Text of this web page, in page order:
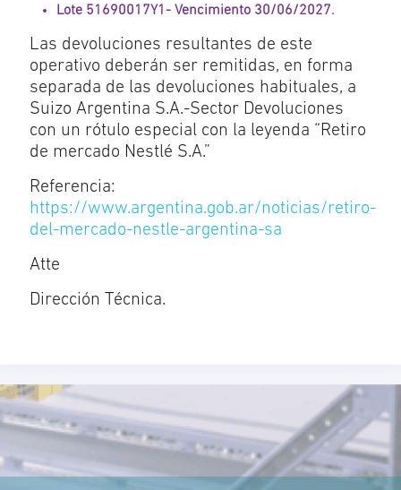
Lote 51690017Y1- Vencimiento 30/06/2027.
Las devoluciones resultantes de este
operativo deberán ser remitidas, en forma
separada de las devoluciones habituales, a
Suizo Argentina S.A.-Sector Devoluciones
con un rótulo especial con la leyenda “Retiro
de mercado Nestlé S.A.”
Referencia:
https://www.argentina.gob.ar/noticias/retiro-
del-mercado-nestle-argentina-sa
Atte
Dirección Técnica.